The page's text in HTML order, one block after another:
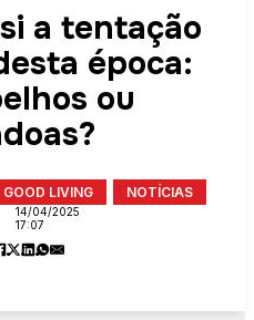
a tentação
época:
ou
GOOD LIVING NOTÍCIAS
14/04/2025
17:07